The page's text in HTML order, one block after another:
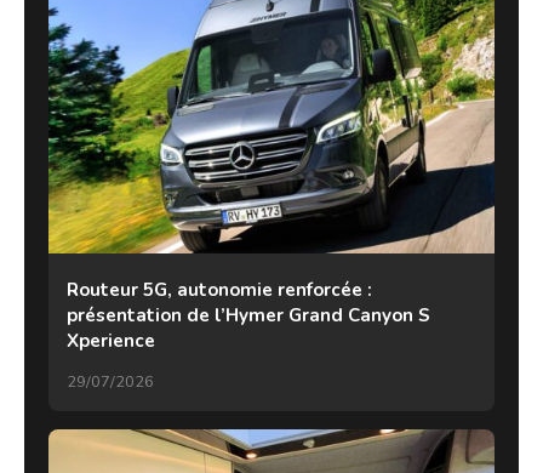
Routeur 5G, autonomie renforcée :
présentation de l’Hymer Grand Canyon S
Xperience
29/07/2026